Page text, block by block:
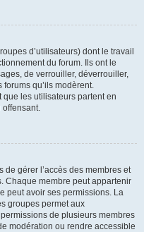
d’utilisateurs) dont le travail
du forum. Ils ont le
de verrouiller, déverrouiller,
qu’ils modèrent.
les utilisateurs partent en
de gérer l’accès des membres et
Chaque membre peut appartenir
peut avoir ses permissions. La
groupes permet aux
de plusieurs membres
modération ou rendre accessible